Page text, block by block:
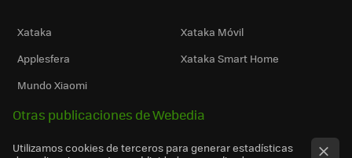
Xataka
Xataka Móvil
Applesfera
Xataka Smart Home
Mundo Xiaomi
Otras publicaciones de Webedia
Utilizamos cookies de terceros para generar estadísticas